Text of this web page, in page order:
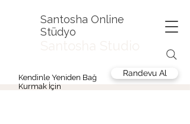
Santosha Online
Stüdyo
Kendinle Yeniden Bağ
Kurmak İçin
Randevu Al